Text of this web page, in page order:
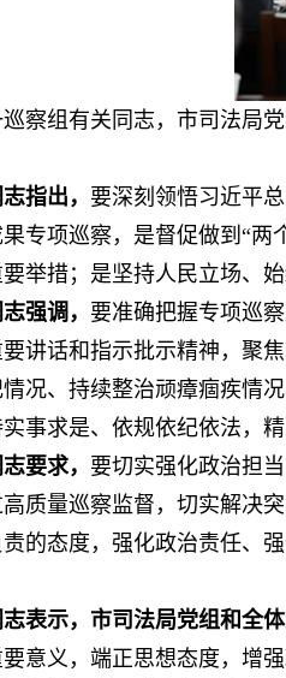
察组有关同志，市司法局
指出， 要深刻领悟习近平
专项巡察，是督促做到“
举措；是坚持人民立场、
强调， 要准确把握专项巡
讲话和指示批示精神，聚
况、持续整治顽瘴痼疾情
事求是、依规依纪依法，
要求， 要切实强化政治担
质量巡察监督，切实解决
的态度，强化政治责任、
表示，市司法局党组和全
意义，端正思想态度，增